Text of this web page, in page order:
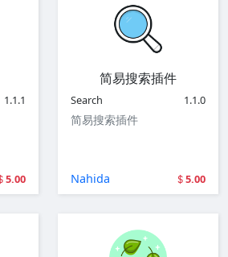
1.1.1
5.00
简易搜索插件
Search 1.1.0
简易搜索插件
Nahida 5.00